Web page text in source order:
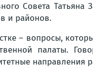
Совета Татьяна
и районов.
– вопросы,
палаты.
направления